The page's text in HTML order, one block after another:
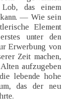
das einem
— Wie sein
Element
unter den
Erwerbung von
Zeit machen,
aufzugeben
lebende hohe
das der neu